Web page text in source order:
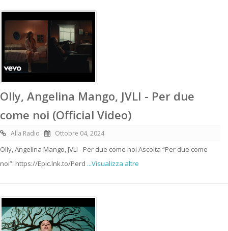
Olly, Angelina Mango, JVLI - Per due
come noi (Official Video)
Alla Radio Ottobre 04, 2024
Olly, Angelina Mango, JVLI - Per due come noi Ascolta “Per due come
noi”: https://Epic.lnk.to/Perd ...Visualizza altre